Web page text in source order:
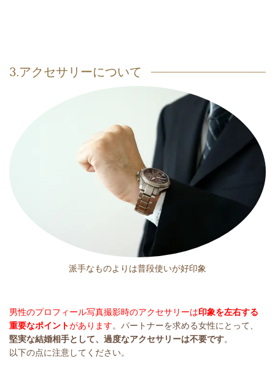
3.アクセサリーについて
派手なものよりは普段使いが好印象
男性のプロフィール写真撮影時のアクセサリーは印象を左右する
重要なポイントがあります。パートナーを求める女性にとって、
堅実な結婚相手として、過度なアクセサリーは不要です。
以下の点に注意してください。